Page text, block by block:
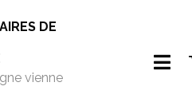
DE
vienne